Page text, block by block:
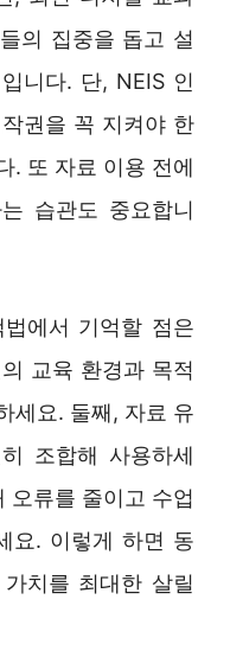
의 집중을 돕고 설
니다. 단, NEIS 인
권을 꼭 지켜야 한
. 또 자료 이용 전에
습관도 중요합니
에서 기억할 점은
교육 환경과 목적
세요. 둘째, 자료 유
조합해 사용하세
오류를 줄이고 수업
요. 이렇게 하면 동
치를 최대한 살릴